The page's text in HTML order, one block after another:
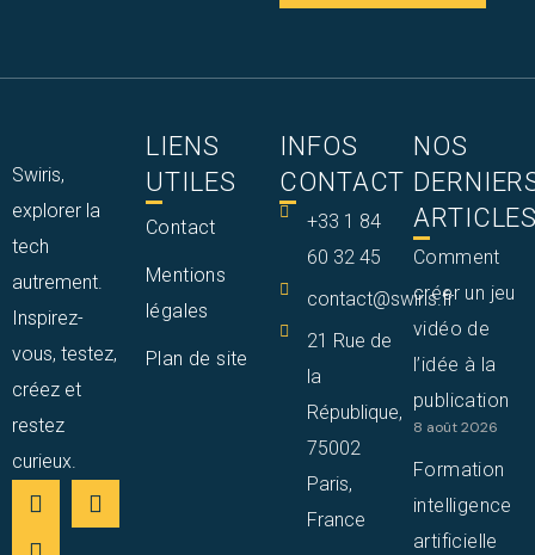
Swiris,
explorer la
tech
autrement.
Inspirez-
vous, testez,
créez et
restez
curieux.
LIENS
UTILES
Contact
Mentions
légales
Plan de site
INFOS
CONTACT
+33 1 84
60 32 45
contact@swiris.fr
21 Rue de
la
République,
75002
Paris,
France
NOS
Comment
créer un jeu
vidéo de
l’idée à la
publication
8 août 2026
Formation
intelligence
artificielle